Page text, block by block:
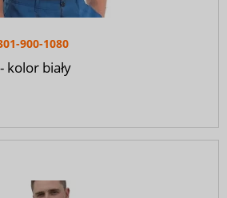
900-1080
kolor biały